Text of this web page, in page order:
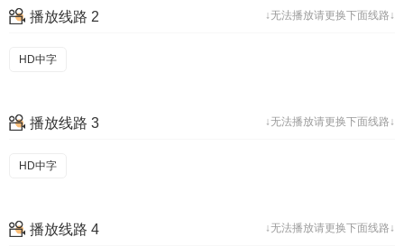
↓无法播放请更换下面线路↓
播放线路 2
HD中字
↓无法播放请更换下面线路↓
播放线路 3
HD中字
↓无法播放请更换下面线路↓
播放线路 4